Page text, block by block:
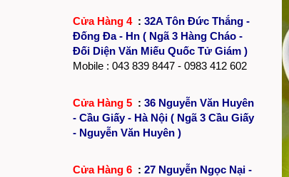
Cửa Hàng 4 : 32A Tôn Đức Thắng -
Đống Đa - Hn ( Ngã 3 Hàng Cháo -
Đối Diện Văn Miếu Quốc Tử Giám )
Mobile : 043 839 8447 - 0983 412 602
Cửa Hàng 5 : 36 Nguyễn Văn Huyên
- Cầu Giấy - Hà Nội ( Ngã 3 Cầu Giấy
- Nguyễn Văn Huyên )
Cửa Hàng 6 : 27 Nguyễn Ngọc Nại -